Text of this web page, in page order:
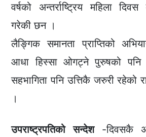
वर्षको अन्तर्राष्ट्रिय महिला
गरेकी छन ।
लैङ्गिक समानता प्राप्तिको
आधा हिस्सा ओगट्ने पुरुषको पनि
सहभागिता पनि उत्तिकै जरुरी रहेको
।
उपराष्ट्रपतिको सन्देश-दिवसकै